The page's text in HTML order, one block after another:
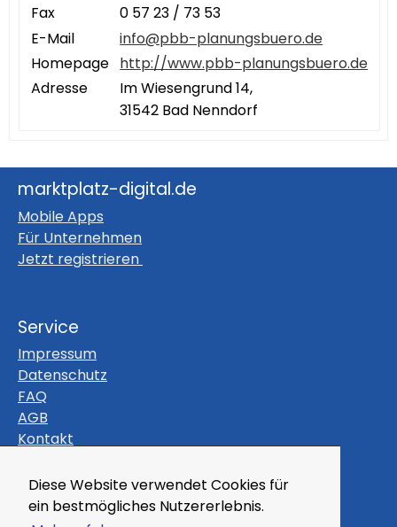
Diese Website verwendet Cookies für
ein bestmögliches Nutzererlebnis.
Fax
0 57 23 / 73 53
E-Mail
info@pbb-planungsbuero.de
Homepage http://www.pbb-planungsbuero.de
Adresse
Im Wiesengrund 14,
31542 Bad Nenndorf
marktplatz-digital.de
Mobile Apps
Für Unternehmen
Jetzt registrieren
Service
Impressum
Datenschutz
FAQ
AGB
Kontakt
Themen
Gutscheine